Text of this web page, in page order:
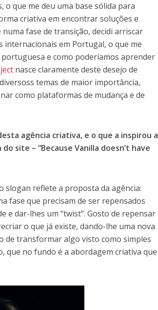
que me deu uma base sólida para
criativa em encontrar soluções e
fase de transição, decidi arriscar
em Portugal, o que me
e como poderíamos aprender
nasce claramente deste desejo de
temas de maior importância,
como plataformas de mudança e de
agência criativa, e o que a inspirou a
site – “Because Vanilla doesn’t have
slogan reflete a proposta da agência:
fase que precisam de ser repensados
e dar-lhes um “twist”. Gosto de repensar
o que já existe, dando-lhe uma nova
de transformar algo visto como simples
que no fundo é a abordagem criativa que